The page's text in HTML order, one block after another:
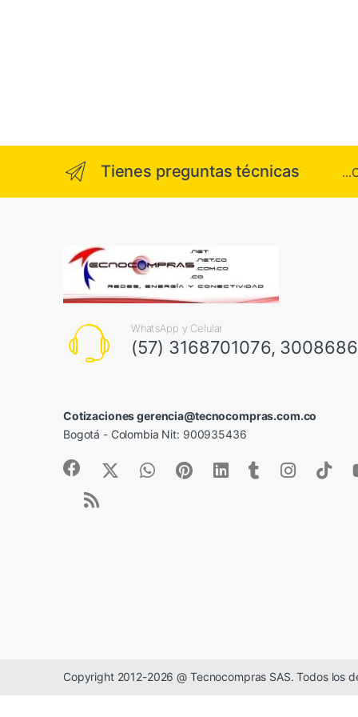
Tienes preguntas técnicas
WhatsApp y Celular
(57) 3168701076,
Cotizaciones gerencia@tecnocompras.com.co
Bogotá - Colombia Nit: 900935436
Copyright 2012-2026 @ Tecnocompras SAS. Todos los